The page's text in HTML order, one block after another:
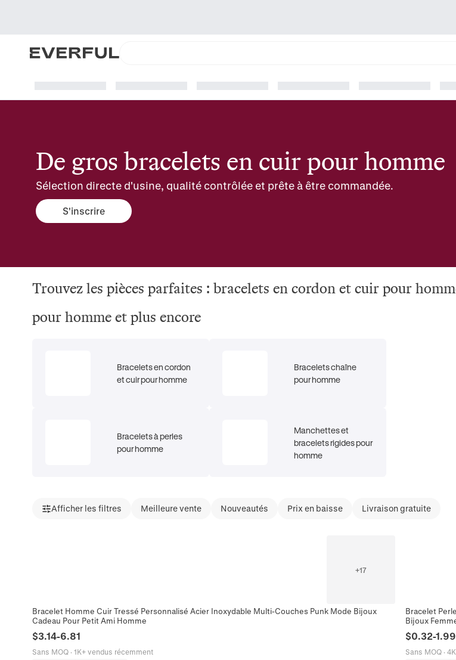
De gros bracelets en cuir pour homme
Sélection directe d'usine, qualité contrôlée et prête à être commandée.
S'inscrire
Trouvez les pièces parfaites : bracelets en cordon et cuir pour
pour homme et plus encore
Bracelets en cordon
et cuir pour homme
Bracelets à perles
pour homme
Bracelets chaîne
pour homme
Manchettes et
bracelets rigides pour
homme
Afficher les filtres Meilleure vente Nouveautés Prix en baisse Livraison gratuite
+17
Bracelet Homme Cuir Tressé Personnalisé Acier Inoxydable Multi-Couches Punk Mode Bijoux
Cadeau Pour Petit Ami Homme
$3.14-6.81
Sans MOQ· 1K+ vendus récemment
Bracelet
Bijoux
$0.32-1.99
Sans MOQ ·